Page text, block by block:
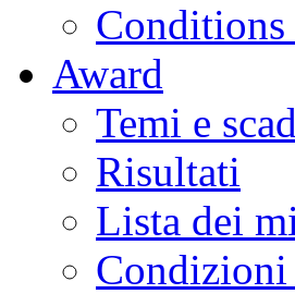
Award
Temi e
Risultati
Lista dei
Condizioni